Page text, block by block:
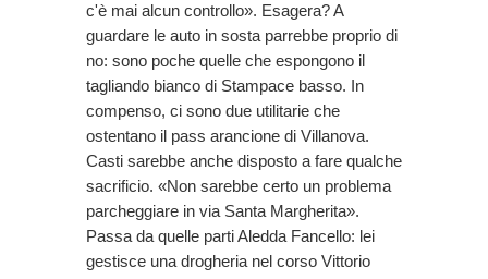
c'è mai alcun controllo». Esagera? A
guardare le auto in sosta parrebbe proprio di
no: sono poche quelle che espongono il
tagliando bianco di Stampace basso. In
compenso, ci sono due utilitarie che
ostentano il pass arancione di Villanova.
Casti sarebbe anche disposto a fare qualche
sacrificio. «Non sarebbe certo un problema
parcheggiare in via Santa Margherita».
Passa da quelle parti Aledda Fancello: lei
gestisce una drogheria nel corso Vittorio